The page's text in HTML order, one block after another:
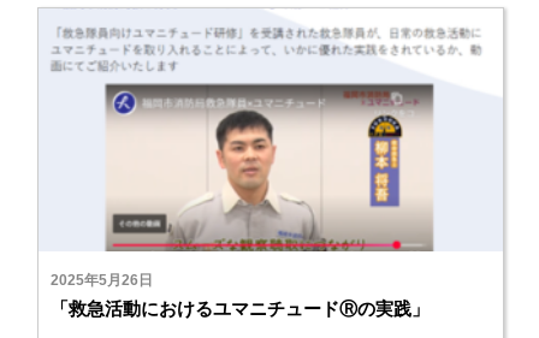
2025年5月26日
「救急活動におけるユマニチュードⓇの実践」